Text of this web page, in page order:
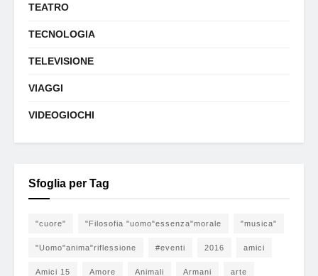
TEATRO
TECNOLOGIA
TELEVISIONE
VIAGGI
VIDEOGIOCHI
Sfoglia per Tag
"cuore" "Filosofia "uomo"essenza"morale "musica"
"Uomo"anima"riflessione #eventi 2016 amici
Amici 15 Amore Animali Armani arte